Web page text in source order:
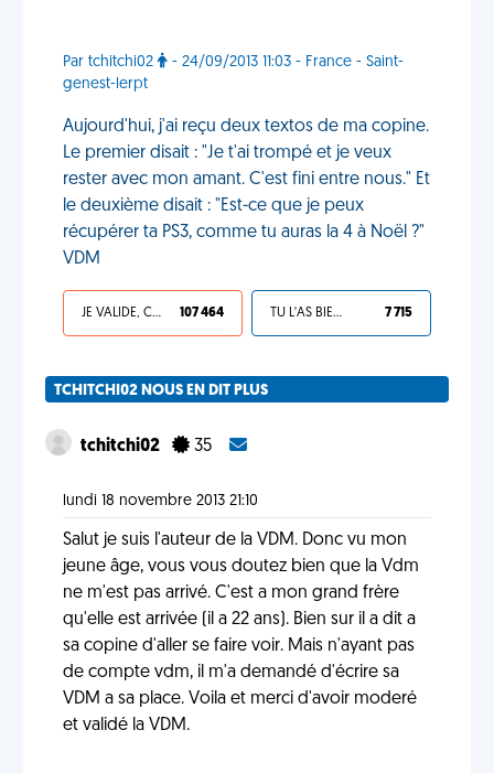
Par tchitchi02
- 24/09/2013 11:03 - France - Saint-
genest-lerpt
Aujourd'hui, j'ai reçu deux textos de ma copine.
Le premier disait : "Je t'ai trompé et je veux
rester avec mon amant. C'est fini entre nous." Et
le deuxième disait : "Est-ce que je peux
récupérer ta PS3, comme tu auras la 4 à Noël ?"
VDM
JE VALIDE, C'EST UNE VDM 107 464 TU L'AS BIEN MÉRITÉ 7 715
TCHITCHI02 NOUS EN DIT PLUS
tchitchi02 35
lundi 18 novembre 2013 21:10
Salut je suis l'auteur de la VDM. Donc vu mon
jeune âge, vous vous doutez bien que la Vdm
ne m'est pas arrivé. C'est a mon grand frère
qu'elle est arrivée (il a 22 ans). Bien sur il a dit a
sa copine d'aller se faire voir. Mais n'ayant pas
de compte vdm, il m'a demandé d'écrire sa
VDM a sa place. Voila et merci d'avoir moderé
et validé la VDM.